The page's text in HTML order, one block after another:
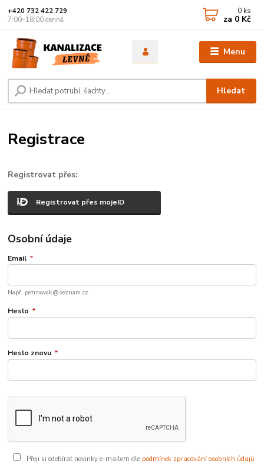
Menu
Hledat
+420 732 422 729
7:00–18:00 denně
0 ks
za 0 Kč
Registrace
Registrovat přes:
Registrovat přes mojeID
Osobní údaje
Email *
Např. petrnovak@seznam.cz
Heslo *
Heslo znovu *
Přeji si odebírat novinky e-mailem dle podmínek zpracování osobních údajů.